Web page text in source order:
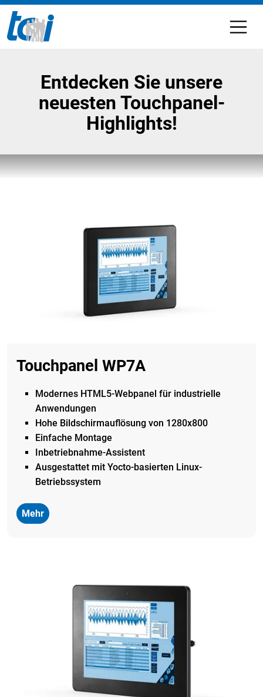
Entdecken Sie unsere
neuesten Touchpanel-
Highlights!
Touchpanel WP7A
Modernes HTML5-Webpanel für industrielle
Anwendungen
Hohe Bildschirmauflösung von 1280x800
Einfache Montage
Inbetriebnahme-Assistent
Ausgestattet mit Yocto-basierten Linux-
Betriebssystem
Mehr